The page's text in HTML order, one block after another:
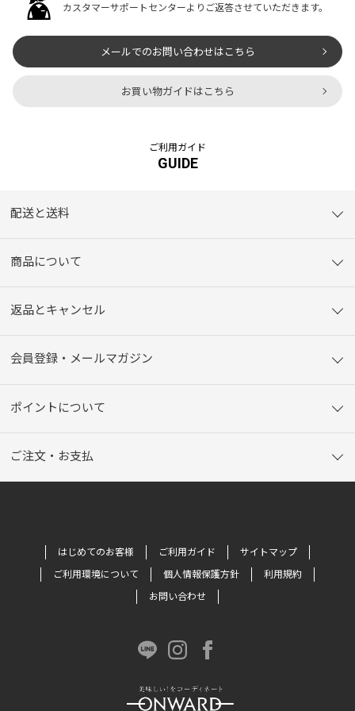
カスタマーサポートセンターよりご返答させていただきます。
メールでのお問い合わせはこちら
お買い物ガイドはこちら
ご利用ガイド
GUIDE
配送と送料
商品について
返品とキャンセル
会員登録・メールマガジン
ポイントについて
ご注文・お支払
はじめてのお客様 ご利用ガイド
サイトマップ
ご利用環境について
個人情報保護方針
利用規約
お問い合わせ